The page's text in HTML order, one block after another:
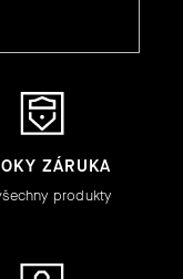
ZÁRUKA
produkty